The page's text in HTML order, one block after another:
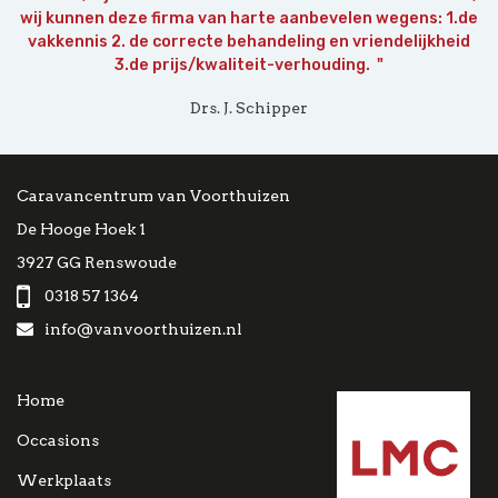
wij kunnen deze firma van harte aanbevelen wegens: 1.de
vakkennis 2. de correcte behandeling en vriendelijkheid
3.de prijs/kwaliteit-verhouding. "
Drs. J. Schipper
Caravancentrum van Voorthuizen
De Hooge Hoek 1
3927 GG Renswoude
0318 57 1364
info@vanvoorthuizen.nl
Home
Occasions
Werkplaats